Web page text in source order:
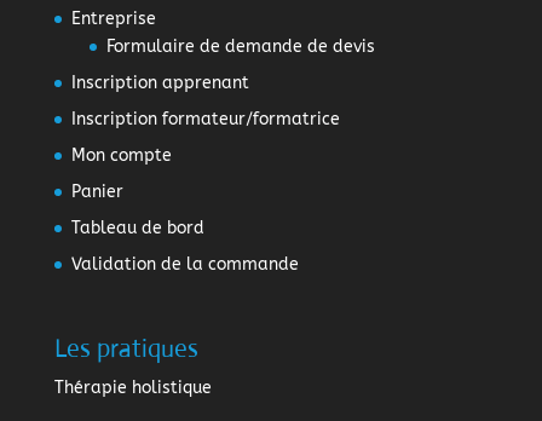
Entreprise
Formulaire de demande de devis
Inscription apprenant
Inscription formateur/formatrice
Mon compte
Panier
Tableau de bord
Validation de la commande
Les pratiques
Thérapie holistique